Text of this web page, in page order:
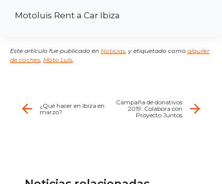
Motoluis Rent a Car Ibiza
Este artículo fue publicado en Noticias, y etiquetado como alquiler
de coches, Moto Luis,
¿Qué hacer en Ibiza en
marzo?
Campaña de donativos
2019: Colabora con
Proyecto Juntos